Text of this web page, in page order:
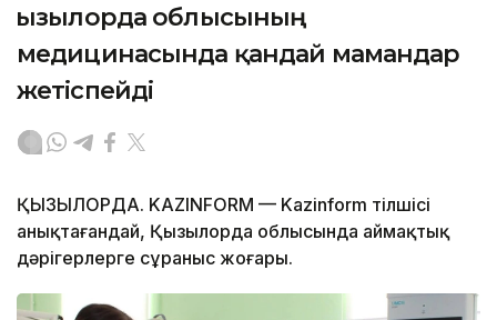
Қызылорда облысының
медицинасында қандай мамандар
жетіспейді
ҚЫЗЫЛОРДА. KAZINFORM — Kazinform тілшісі
анықтағандай, Қызылорда облысында аймақтық
дәрігерлерге сұраныс жоғары.